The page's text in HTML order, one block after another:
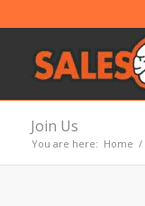
Join Us
You are here: Home /